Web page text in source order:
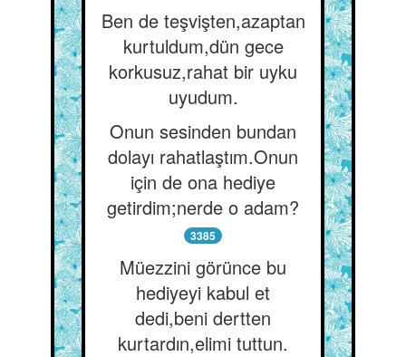
Ben de teşvişten,azaptan
kurtuldum,dün gece
korkusuz,rahat bir uyku
uyudum.
Onun sesinden bundan
dolayı rahatlaştım.Onun
için de ona hediye
getirdim;nerde o adam?
3385
Müezzini görünce bu
hediyeyi kabul et
dedi,beni dertten
kurtardın,elimi tuttun.